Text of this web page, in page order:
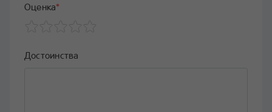
Оценка*
Достоинства